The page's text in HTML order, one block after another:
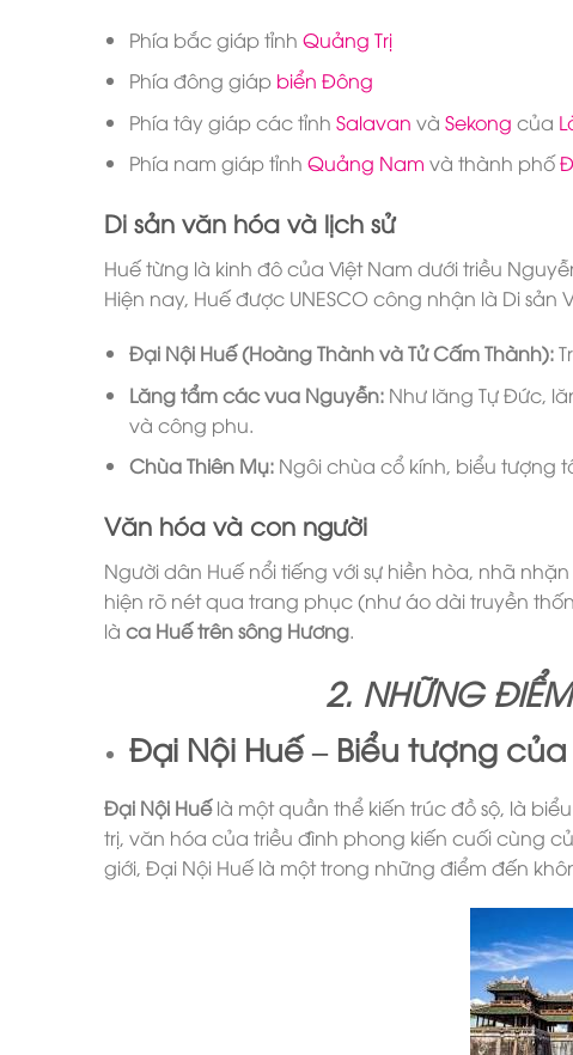
Phía bắc giáp tỉnh Quảng Trị
Phía đông giáp biển Đông
Phía tây giáp các tỉnh Salavan và Sekong của
Phía nam giáp tỉnh Quảng Nam và thành phố
Di sản văn hóa và lịch sử
Huế từng là kinh đô của Việt Nam dưới triều
Hiện nay, Huế được UNESCO công nhận là Di
Đại Nội Huế (Hoàng Thành và Tử Cấm Thành):
Lăng tẩm các vua Nguyễn:Như lăng Tự Đức,
và công phu.
Chùa Thiên Mụ:Ngôi chùa cổ kính, biểu tượng
Văn hóa và con người
Người dân Huế nổi tiếng với sự hiền hòa, nhã
hiện rõ nét qua trang phục (như áo dài truyền
là ca Huế trên sông Hương.
2. NHỮNG
Đại Nội Huế – Biểu tượng
Đại Nội Huếlà một quần thể kiến trúc đồ sộ, là
trị, văn hóa của triều đình phong kiến cuối cùng
giới, Đại Nội Huế là một trong những điểm đến